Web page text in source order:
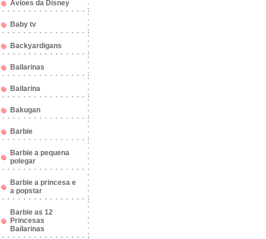
Avioes da Disney
Baby tv
Backyardigans
Bailarinas
Bailarina
Bakugan
Barbie
Barbie a pequena
polegar
Barbie a princesa e
a popstar
Barbie as 12
Princesas
Bailarinas